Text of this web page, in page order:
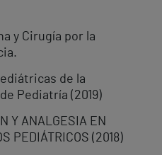
y Cirugía por la
de la
Pediatría (2019)
Y ANALGESIA EN
PEDIÁTRICOS (2018)